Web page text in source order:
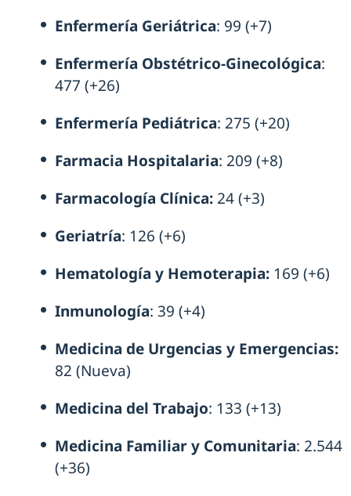
Enfermería Geriátrica: 99 (+7)
Enfermería Obstétrico-Ginecológica:
477 (+26)
Enfermería Pediátrica: 275 (+20)
Farmacia Hospitalaria: 209 (+8)
Farmacología Clínica: 24 (+3)
Geriatría: 126 (+6)
Hematología y Hemoterapia: 169 (+6)
Inmunología: 39 (+4)
Medicina de Urgencias y Emergencias:
82 (Nueva)
Medicina del Trabajo: 133 (+13)
Medicina Familiar y Comunitaria: 2.544
(+36)